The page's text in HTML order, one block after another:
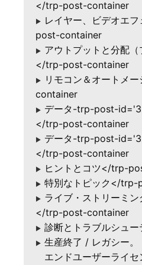
</trp-post-container
▶
レイヤー、ビデオエ
post-container
▶ アウトプットと分配（
</trp-post-container
▶
リモコン＆オートメ
container
▶ データ-trp-post-
</trp-post-container
▶ データ-trp-post-
</trp-post-container
▶ ヒントとコツ</trp-
▶ 特別なトピック</
▶ ライブ・ストリーミ
</trp-post-container
▶ 診断とトラブルシュ
▶ 生産終了 / レガシー。
エンドユーザーライ